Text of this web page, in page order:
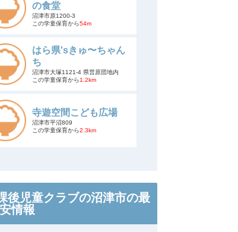
の食堂
沼津市原1200-3
この学童保育から54m
はら県'sきゅ〜ちゃん
ち
沼津市大塚1121-4 県営原団地内
この学童保育から1.2km
寺遊空間こども広場
沼津市平沼809
この学童保育から2.3km
後児童クラブの沼津市の最
情報